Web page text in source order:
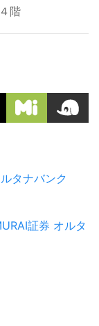
階
タナバンク
証券 オルタ